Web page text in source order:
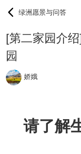
绿洲愿景与问答
[第二家园介
园
娇娥
请了解